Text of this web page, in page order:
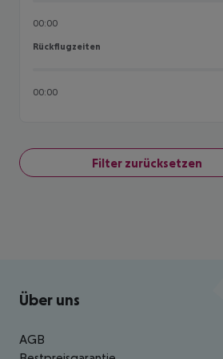
00:00
Rückflugzeiten
Rückflugzeiten
00:00
Filter zurücksetzen
Footer navigation
Über uns
AGB